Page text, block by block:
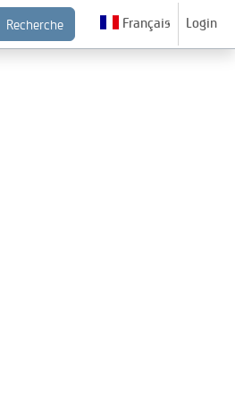
Recherche Français Login